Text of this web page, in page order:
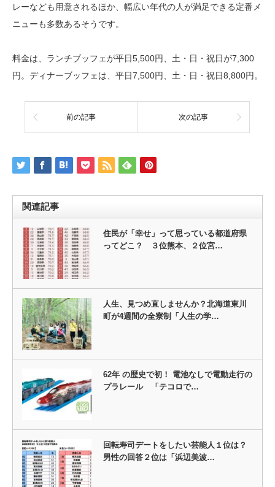
レーなども用意されるほか、幅広い年代の人が満足できる定番メ
ニューも多数あるそうです。
料金は、ランチブッフェが平日5,500円、土・日・祝日が7,300
円。ディナーブッフェは、平日7,500円、土・日・祝日8,800円。
前の記事 次の記事
関連記事
住民が「幸せ」って思っている都道府県
ってどこ？ ３位熊本、２位宮…
人生、見つめ直しませんか？北海道東川
町が4週間の全寮制「人生の学…
62年 の歴史で初！ 電池なしで電動走行の
プラレール 「テコロで…
回転寿司デートをしたい芸能人１位は？
男性の回答２位は「浜辺美波…